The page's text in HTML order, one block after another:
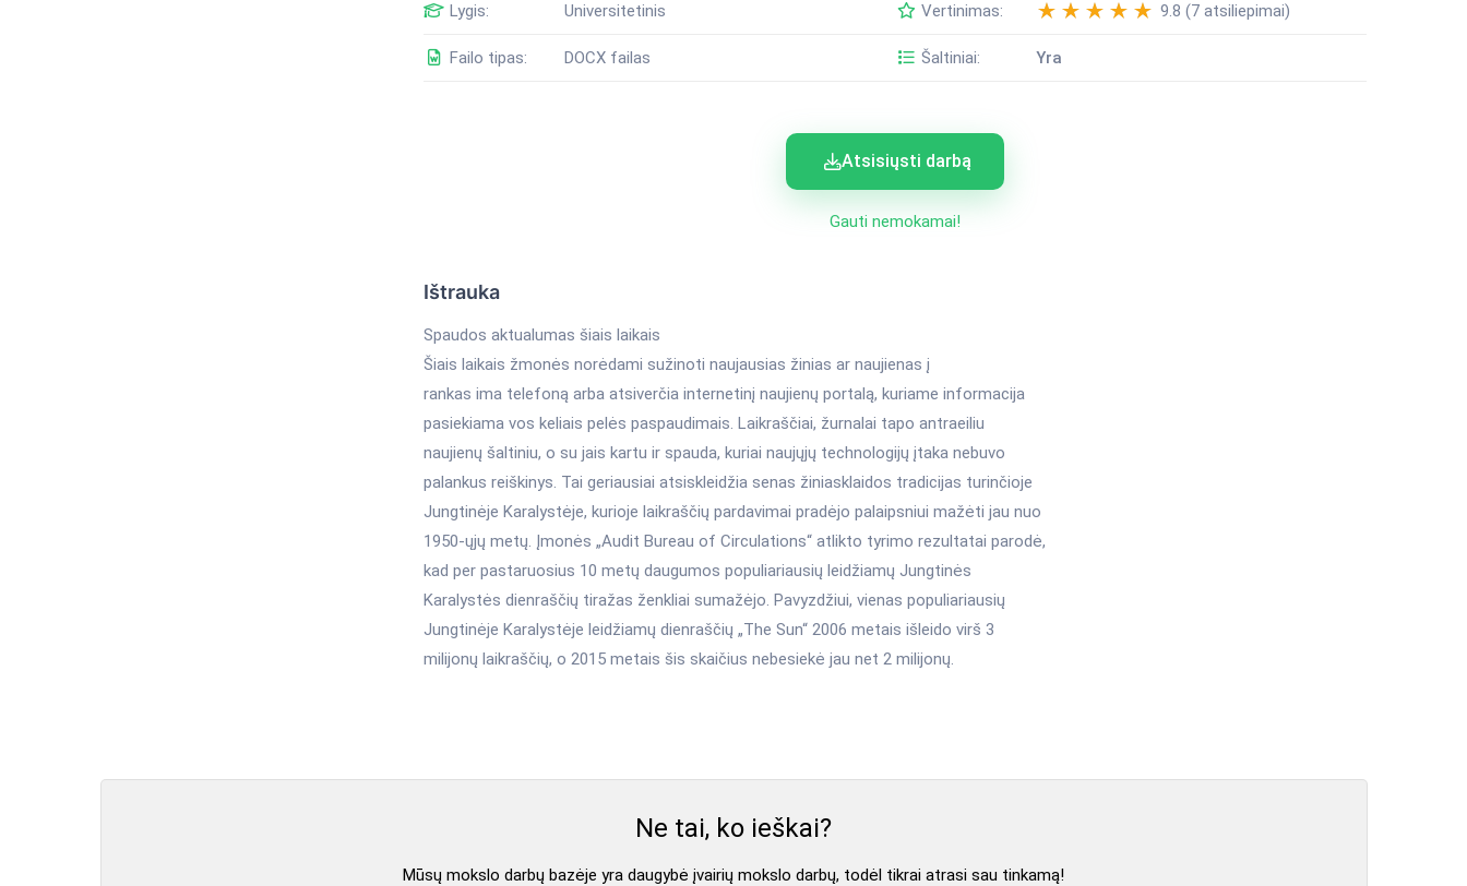
Lygis: Universitetinis
Failo tipas: DOCX failas
Vertinimas: 9.8 (7 atsiliepimai)
Šaltiniai: Yra
Atsisiųsti darbą
Gauti nemokamai!
Ištrauka
Spaudos aktualumas šiais laikais
Šiais laikais žmonės norėdami sužinoti naujausias žinias ar naujienas į
rankas ima telefoną arba atsiverčia internetinį naujienų portalą, kuriame informacija
pasiekiama vos keliais pelės paspaudimais. Laikraščiai, žurnalai tapo antraeiliu
naujienų šaltiniu, o su jais kartu ir spauda, kuriai naujųjų technologijų įtaka nebuvo
palankus reiškinys. Tai geriausiai atsiskleidžia senas žiniasklaidos tradicijas turinčioje
Jungtinėje Karalystėje, kurioje laikraščių pardavimai pradėjo palaipsniui mažėti jau nuo
1950-ųjų metų. Įmonės „Audit Bureau of Circulations“ atlikto tyrimo rezultatai parodė,
kad per pastaruosius 10 metų daugumos populiariausių leidžiamų Jungtinės
Karalystės dienraščių tiražas ženkliai sumažėjo. Pavyzdžiui, vienas populiariausių
Jungtinėje Karalystėje leidžiamų dienraščių „The Sun“ 2006 metais išleido virš 3
milijonų laikraščių, o 2015 metais šis skaičius nebesiekė jau net 2 milijonų.
Ne tai, ko ieškai?
Mūsų mokslo darbų bazėje yra daugybė įvairių mokslo darbų, todėl tikrai atrasi sau tinkamą!